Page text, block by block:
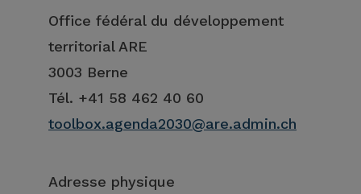
Office fédéral du développement
territorial ARE
3003 Berne
Tél. +41 58 462 40 60
toolbox.agenda2030@are.admin.ch
Adresse physique